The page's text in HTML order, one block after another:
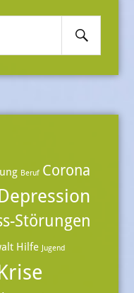
Search
Submit
Beruf Corona
Störungen
Hilfe Jugend